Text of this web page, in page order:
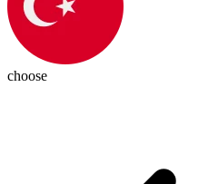
choose